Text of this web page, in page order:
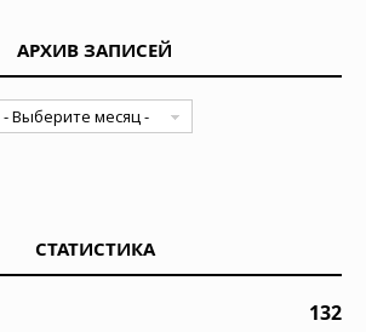
АРХИВ ЗАПИСЕЙ
СТАТИСТИКА
132